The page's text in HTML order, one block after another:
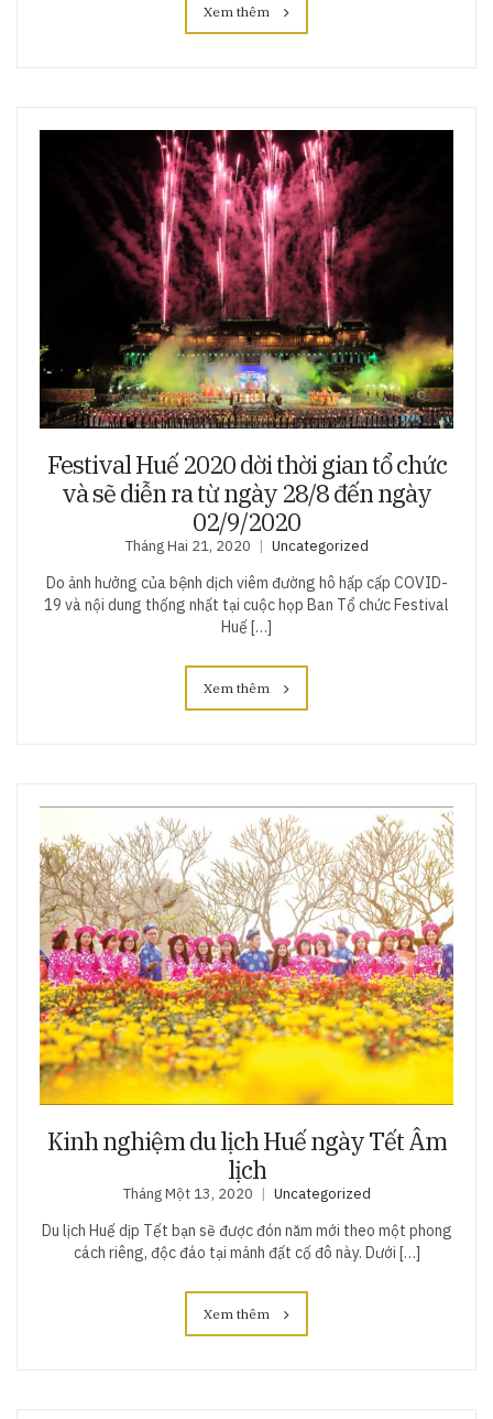
Xem thêm
Festival Huế 2020 dời thời gian tổ chức
và sẽ diễn ra từ ngày 28/8 đến ngày
02/9/2020
Tháng Hai 21, 2020 Uncategorized
Do ảnh hưởng của bệnh dịch viêm đường hô hấp cấp COVID-
19 và nội dung thống nhất tại cuộc họp Ban Tổ chức Festival
Huế […]
Xem thêm
Kinh nghiệm du lịch Huế ngày Tết Âm
lịch
Tháng Một 13, 2020 Uncategorized
Du lịch Huế dịp Tết bạn sẽ được đón năm mới theo một phong
cách riêng, độc đáo tại mảnh đất cố đô này. Dưới […]
Xem thêm